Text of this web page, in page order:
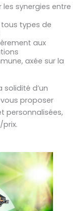
synergies entre
types de
aux
axée sur la
d’un
proposer
personnalisées,